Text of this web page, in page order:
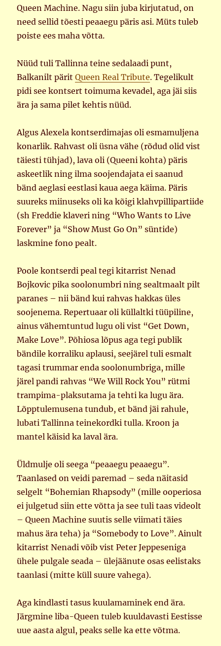
Queen Machine. Nagu siin juba kirjutatud, on
need sellid tõesti peaaegu päris asi. Müts tuleb
poiste ees maha võtta.
Nüüd tuli Tallinna teine sedalaadi punt,
Balkanilt päritQueen Real Tribute. Tegelikult
pidi see kontsert toimuma kevadel, aga jäi siis
ära ja sama pilet kehtis nüüd.
Algus Alexela kontserdimajas oli esmamuljena
konarlik. Rahvast oli üsna vähe (rõdud olid vist
täiesti tühjad), lava oli (Queeni kohta) päris
askeetlik ning ilma soojendajata ei saanud
bänd aeglasi eestlasi kaua aega käima. Päris
suureks miinuseks oli ka kõigi klahvpillipartiide
(sh Freddie klaveri ning “Who Wants to Live
Forever” ja “Show Must Go On” süntide)
laskmine fono pealt.
Poole kontserdi peal tegi kitarrist Nenad
Bojkovic pika soolonumbri ning sealtmaalt pilt
paranes – nii bänd kui rahvas hakkas üles
soojenema. Repertuaar oli küllaltki tüüpiline,
ainus vähemtuntud lugu oli vist “Get Down,
Make Love”. Põhiosa lõpus aga tegi publik
bändile korraliku aplausi, seejärel tuli esmalt
tagasi trummar enda soolonumbriga, mille
järel pandi rahvas “We Will Rock You” rütmi
trampima-plaksutama ja tehti ka lugu ära.
Lõpptulemusena tundub, et bänd jäi rahule,
lubati Tallinna teinekordki tulla. Kroon ja
mantel käisid ka laval ära.
Üldmulje oli seega “peaaegu peaaegu”.
Taanlased on veidi paremad – seda näitasid
selgelt “Bohemian Rhapsody” (mille ooperiosa
ei julgetud siin ette võtta ja see tuli taas videolt
– Queen Machine suutis selle viimati täies
mahus ära teha) ja “Somebody to Love”. Ainult
kitarrist Nenadi võib vist Peter Jeppeseniga
ühele pulgale seada – ülejäänute osas eelistaks
taanlasi (mitte küll suure vahega).
Aga kindlasti tasus kuulamaminek end ära.
Järgmine liba-Queen tuleb kuuldavasti Eestisse
uue aasta algul, peaks selle ka ette võtma.